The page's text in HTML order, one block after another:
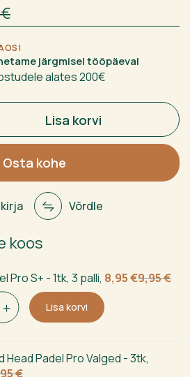
€
järgmisel tööpäeval
alates 200€
Lisa korvi
Osta kohe
Võrdle
koos
Pro S+ - 1tk, 3 palli, 9,95€
Algne
oli:
8,95€
Current
is:
Lisa korvi
Head Padel Pro Valged - 3tk,
€